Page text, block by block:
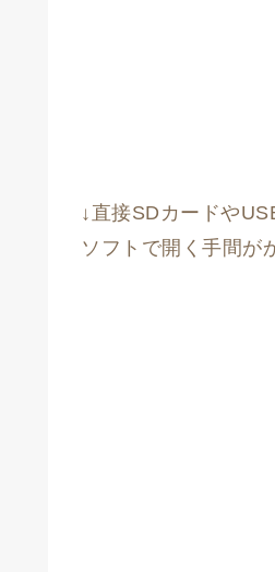
↓直接SDカードや
ソフトで開く手間が